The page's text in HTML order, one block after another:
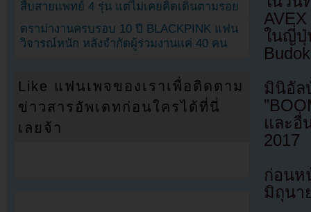
ในญี่
มินิอัล
และอื่
2017
ก่อนห
มิถุนา
สืบสายแพทย์ 4 รุ่น แต่ไม่เคยคิดเดินตามรอย
ดราม่างานครบรอบ 10 ปี BLACKPINK แฟน
วิจารณ์หนัก หลังจำกัดผู้ร่วมงานแค่ 40 คน
Like แฟนเพจของเราเพื่อติดตาม
ข่าวสารอัพเดทก่อนใครได้ที่นี่
เลยจ้า